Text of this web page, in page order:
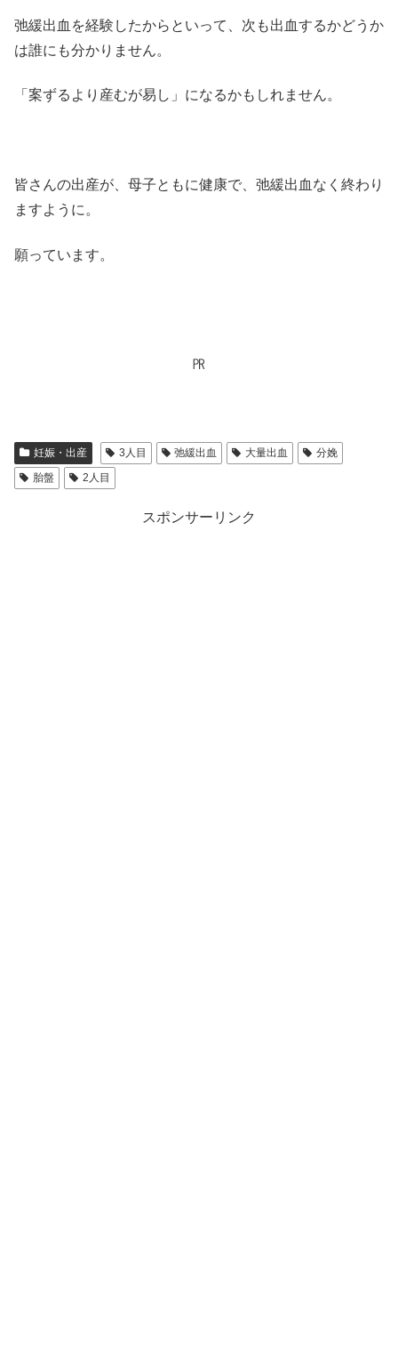
弛緩出血を経験したからといって、次も出血するかどうか
は誰にも分かりません。
「案ずるより産むが易し」になるかもしれません。
皆さんの出産が、母子ともに健康で、弛緩出血なく終わり
ますように。
願っています。
㏚
妊娠・出産 3人目 弛緩出血 大量出血
分娩
胎盤
2人目
スポンサーリンク